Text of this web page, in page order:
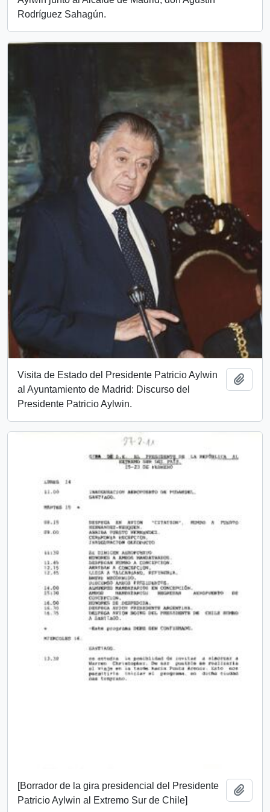
Rodríguez Sahagún.
Visita de Estado del Presidente Patricio Aylwin
al Ayuntamiento de Madrid: Discurso del
Presidente Patricio Aylwin.
[Borrador de la gira presidencial del Presidente
Patricio Aylwin al Extremo Sur de Chile]